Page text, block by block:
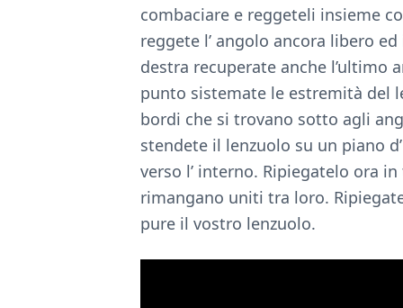
combaciare e reggeteli insieme
reggete l’ angolo ancora libero
destra recuperate anche
punto sistemate le estremità del
bordi che si trovano sotto agli
stendete il lenzuolo su un piano
verso l’ interno. Ripiegatelo ora
rimangano uniti tra loro.
pure il vostro lenzuolo.